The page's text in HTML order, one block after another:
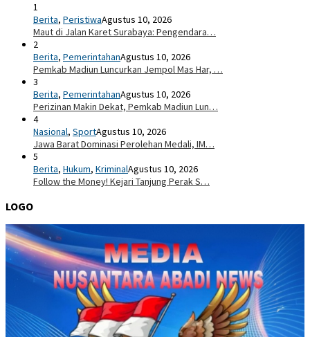
1
Berita, PeristiwaAgustus 10, 2026
Maut di Jalan Karet Surabaya: Pengendara…
2
Berita, PemerintahanAgustus 10, 2026
Pemkab Madiun Luncurkan Jempol Mas Har, …
3
Berita, PemerintahanAgustus 10, 2026
Perizinan Makin Dekat, Pemkab Madiun Lun…
4
Nasional, SportAgustus 10, 2026
Jawa Barat Dominasi Perolehan Medali, IM…
5
Berita, Hukum, KriminalAgustus 10, 2026
Follow the Money! Kejari Tanjung Perak S…
LOGO